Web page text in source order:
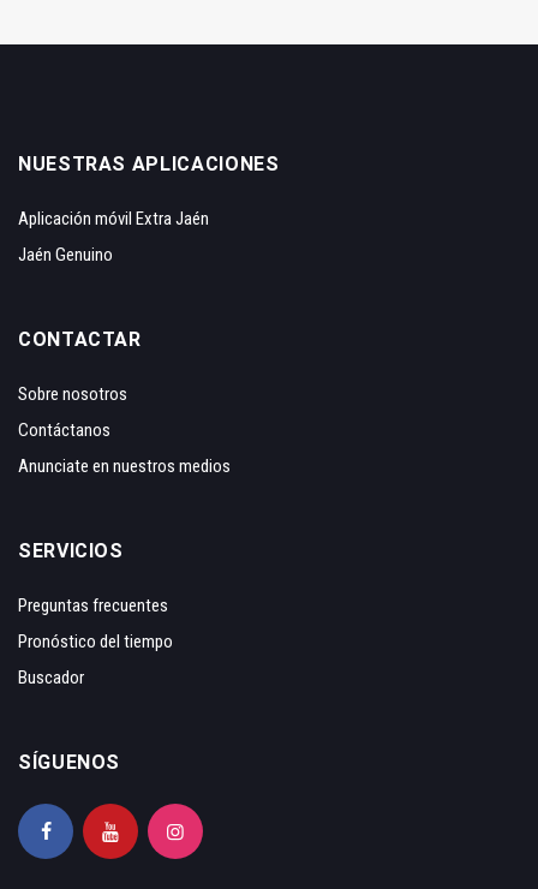
NUESTRAS APLICACIONES
Aplicación móvil Extra Jaén
Jaén Genuino
CONTACTAR
Sobre nosotros
Contáctanos
Anunciate en nuestros medios
SERVICIOS
Preguntas frecuentes
Pronóstico del tiempo
Buscador
SÍGUENOS